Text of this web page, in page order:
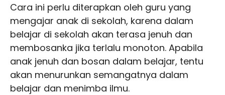
Cara ini perlu diterapkan oleh guru yang
mengajar anak di sekolah, karena dalam
belajar di sekolah akan terasa jenuh dan
membosanka jika terlalu monoton. Apabila
anak jenuh dan bosan dalam belajar, tentu
akan menurunkan semangatnya dalam
belajar dan menimba ilmu.